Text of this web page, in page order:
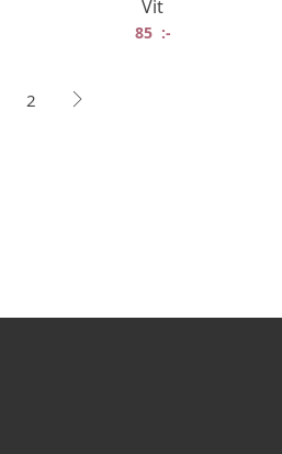
Vit
85 :-
2